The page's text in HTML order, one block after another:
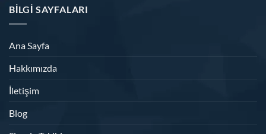
BILGI SAYFALARI
Ana Sayfa
Hakkımızda
İletişim
Blog